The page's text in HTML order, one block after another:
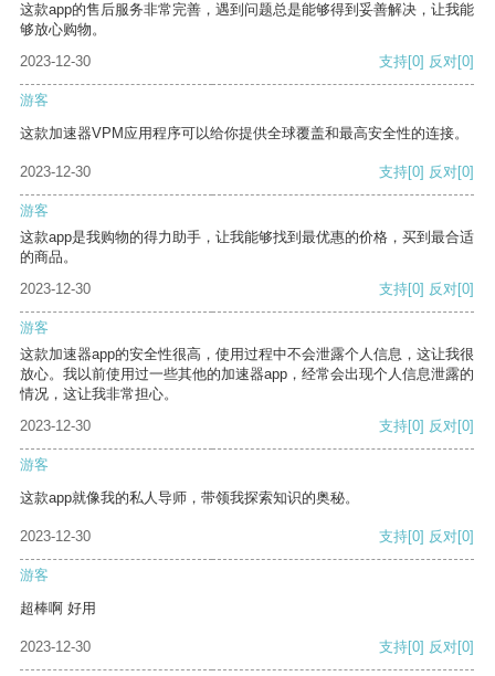
这款app的售后服务非常完善，遇到问题总是能够得到妥善解决，让我能
够放心购物。
2023-12-30
支持[0] 反对[0]
游客
这款加速器VPM应用程序可以给你提供全球覆盖和最高安全性的连接。
2023-12-30 支持[0] 反对[0]
游客
这款app是我购物的得力助手，让我能够找到最优惠的价格，买到最合适
的商品。
2023-12-30
支持[0] 反对[0]
游客
这款加速器app的安全性很高，使用过程中不会泄露个人信息，这让我很
放心。我以前使用过一些其他的加速器app，经常会出现个人信息泄露的
情况，这让我非常担心。
2023-12-30
支持[0] 反对[0]
游客
这款app就像我的私人导师，带领我探索知识的奥秘。
2023-12-30 支持[0] 反对[0]
游客
超棒啊 好用
2023-12-30 支持[0] 反对[0]